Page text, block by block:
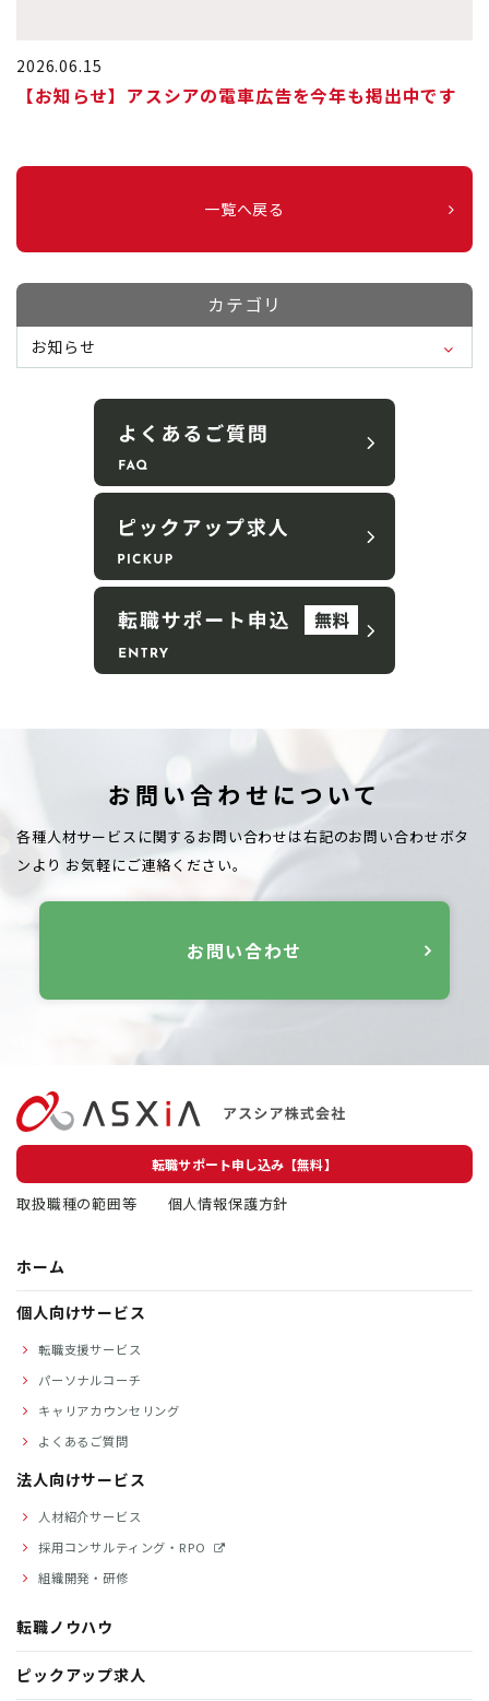
2026.06.15
【お知らせ】アスシアの電車広告を今年も掲出中です
一覧へ戻る
カテゴリ
お知らせ
お問い合わせについて
各種人材サービスに関するお問い合わせは右記のお問い合わせボタ
ンより お気軽にご連絡ください。
お問い合わせ
転職サポート申し込み【無料】
取扱職種の範囲等 個人情報保護方針
ホーム
個人向けサービス
転職支援サービス
パーソナルコーチ
キャリアカウンセリング
よくあるご質問
法人向けサービス
人材紹介サービス
採用コンサルティング・RPO
組織開発・研修
転職ノウハウ
ピックアップ求人